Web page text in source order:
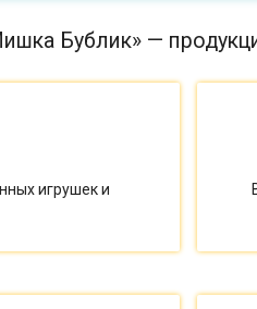
Бублик» —
игрушек и